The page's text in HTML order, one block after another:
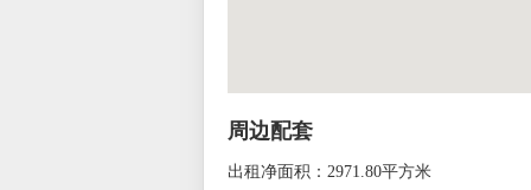
周边配套
出租净面积：2971.80平方米